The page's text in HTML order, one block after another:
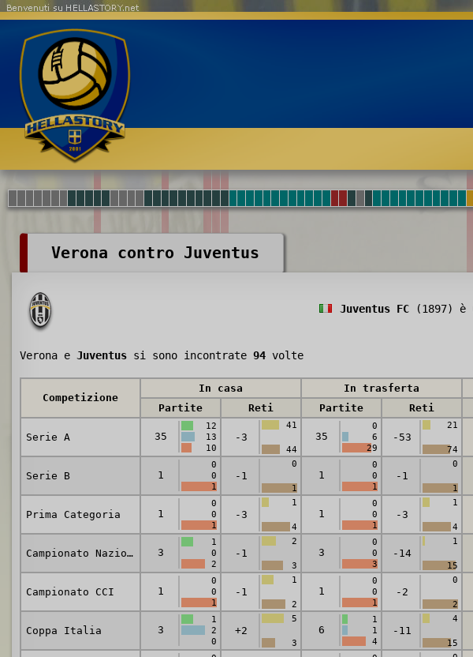
Benvenuti su HELLASTORY.net
Verona contro Juventus
Juventus FC (1897)
Verona e Juventus si sono incontrate 94 volte
Competizione
In casa In trasferta
Partite
Reti Partite Reti
Serie A 35
12
13
10
-3
41
44
35
0
6
29
-53
21
74
Serie B 1
0
0
1
-1
0
1
1
0
0
1
-1
0
1
Prima Categoria 1
0
0
1
-3
1
4
1
0
0
1
-3
1
4
Campionato Nazionale 3
1
0
2
-1
2
3
3
0
0
3
-14
1
15
Campionato CCI 1
0
0
1
-1
1
2
1
0
0
1
-2
0
2
Coppa Italia 3
1
2
0
+2
5
3
6
1
1
4
-11
4
15